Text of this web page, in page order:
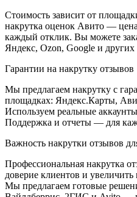
Стоимость зависит от
накрутка оценок Авито — цена
каждый отклик. Вы можете
Яндекс, Ozon, Google и
Гарантии на накрутку отзывов
Мы предлагаем накрутку с
площадках: Яндекс.Карты,
Используем реальные
Поддержка и отчеты — для
Важность накрутки отзывов
Профессиональная накрутка
доверие клиентов и
Мы предлагаем готовые